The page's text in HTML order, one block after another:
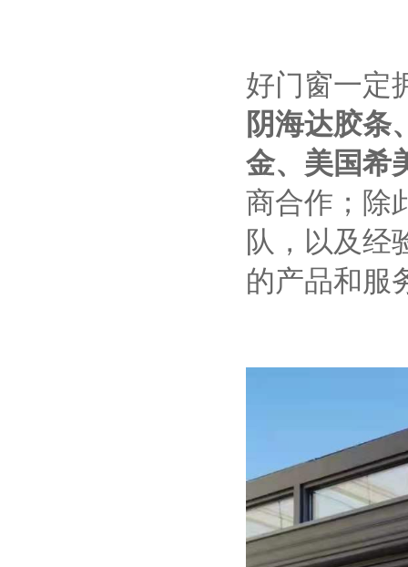
好门窗一定
阴海达胶条
金、美国希
商合作；除
队，以及经
的产品和服